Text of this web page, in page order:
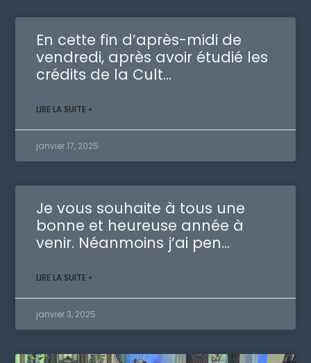
En cette fin d’après-midi de
vendredi, après avoir étudié les
crédits de la Cult…
LIRE LA SUITE »
janvier 17, 2025
Je vous souhaite à tous une
bonne et heureuse année à
venir. Néanmoins j’ai pen…
LIRE LA SUITE »
janvier 3, 2025